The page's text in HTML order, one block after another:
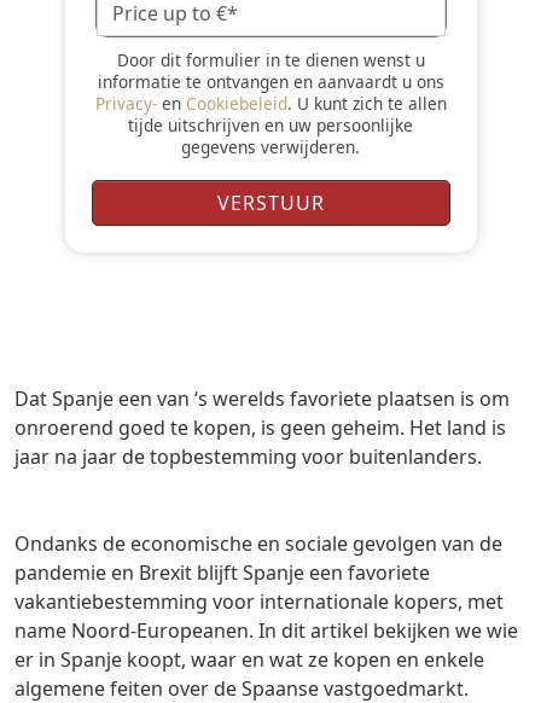
Door dit formulier in te dienen wenst u
informatie te ontvangen en aanvaardt u ons
Privacy-en Cookiebeleid. U kunt zich te allen
tijde uitschrijven en uw persoonlijke
gegevens verwijderen.
Dat Spanje een van ‘s werelds favoriete plaatsen is om
onroerend goed te kopen, is geen geheim. Het land is
jaar na jaar de topbestemming voor buitenlanders.
Ondanks de economische en sociale gevolgen van de
pandemie en Brexit blijft Spanje een favoriete
vakantiebestemming voor internationale kopers, met
name Noord-Europeanen. In dit artikel bekijken we wie
er in Spanje koopt, waar en wat ze kopen en enkele
algemene feiten over de Spaanse vastgoedmarkt.